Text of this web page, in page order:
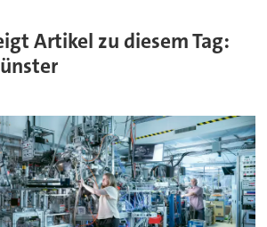
Artikel zu diesem Tag: